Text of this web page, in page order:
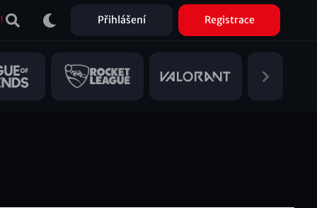
Přihlášení Registrace